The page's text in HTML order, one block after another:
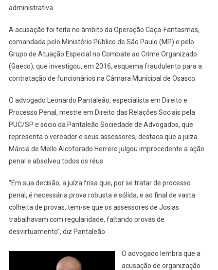
Da
É
administrativa.
A acusação foi feita no âmbito da Operação Caça-Fantasmas,
comandada pelo Ministério Público de São Paulo (MP) e pelo
Grupo de Atuação Especial no Combate ao Crime Organizado
(Gaeco), que investigou, em 2016, esquema fraudulento para a
contratação de funcionários na Câmara Municipal de Osasco.
O advogado Leonardo Pantaleão, especialista em Direito e
Processo Penal, mestre em Direito das Relações Sociais pela
PUC/SP e sócio da Pantaleão Sociedade de Advogados, que
representa o vereador e seus assessores, destaca que a juíza
Márcia de Mello Alcoforado Herrero julgou improcedente a ação
penal e absolveu todos os réus.
“Em sua decisão, a juíza frisa que, por se tratar de processo
penal, é necessária prova robusta e sólida, e ao final de vasta
colheita de provas, tem-se que os assessores de Josias
trabalhavam com regularidade, faltando provas de
desvirtuamento”, diz Pantaleão.
O advogado lembra que a
acusação de organização